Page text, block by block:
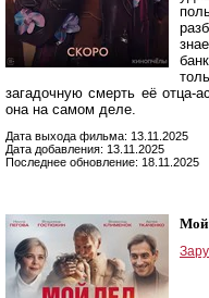
загадочную смерть её отца-
она на самом деле.
Дата выхода фильма: 13.11.2025
Дата добавления: 13.11.2025
Последнее обновление: 18.11.2025
Мой